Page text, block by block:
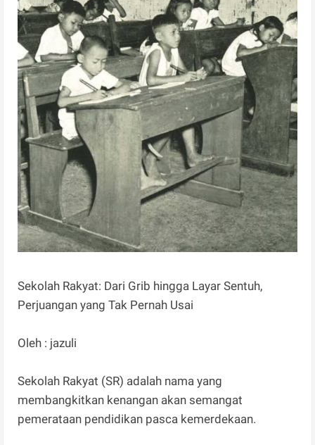
Sekolah Rakyat: Dari Grib hingga Layar Sentuh,
Perjuangan yang Tak Pernah Usai
Oleh : jazuli
Sekolah Rakyat (SR) adalah nama yang
membangkitkan kenangan akan semangat
pemerataan pendidikan pasca kemerdekaan.